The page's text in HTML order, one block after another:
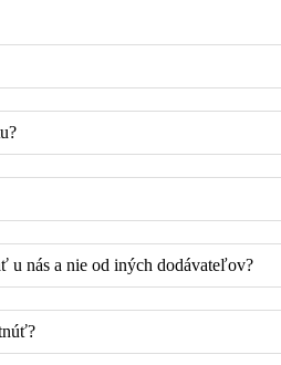
u nás a nie od iných dodávateľov?